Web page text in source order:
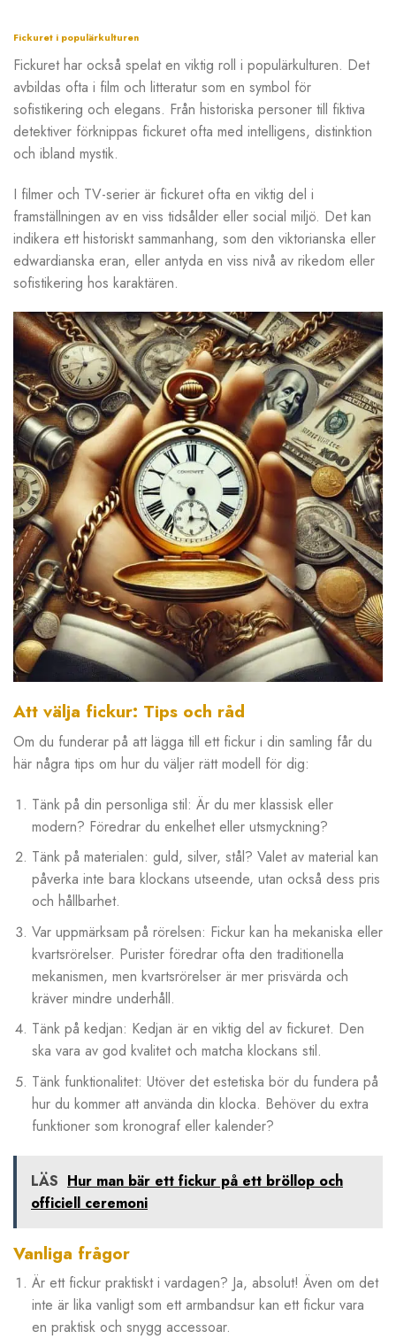
Fickuret i populärkulturen
Fickuret har också spelat en viktig roll i populärkulturen. Det
avbildas ofta i film och litteratur som en symbol för
sofistikering och elegans. Från historiska personer till fiktiva
detektiver förknippas fickuret ofta med intelligens, distinktion
och ibland mystik.
I filmer och TV-serier är fickuret ofta en viktig del i
framställningen av en viss tidsålder eller social miljö. Det kan
indikera ett historiskt sammanhang, som den viktorianska eller
edwardianska eran, eller antyda en viss nivå av rikedom eller
sofistikering hos karaktären.
Att välja fickur: Tips och råd
Om du funderar på att lägga till ett fickur i din samling får du
här några tips om hur du väljer rätt modell för dig:
Tänk på din personliga stil: Är du mer klassisk eller
modern? Föredrar du enkelhet eller utsmyckning?
Tänk på materialen: guld, silver, stål? Valet av material kan
påverka inte bara klockans utseende, utan också dess pris
och hållbarhet.
Var uppmärksam på rörelsen: Fickur kan ha mekaniska eller
kvartsrörelser. Purister föredrar ofta den traditionella
mekanismen, men kvartsrörelser är mer prisvärda och
kräver mindre underhåll.
Tänk på kedjan: Kedjan är en viktig del av fickuret. Den
ska vara av god kvalitet och matcha klockans stil.
Tänk funktionalitet: Utöver det estetiska bör du fundera på
hur du kommer att använda din klocka. Behöver du extra
funktioner som kronograf eller kalender?
LÄS Hur man bär ett fickur på ett bröllop och
officiell ceremoni
Vanliga frågor
Är ett fickur praktiskt i vardagen? Ja, absolut! Även om det
inte är lika vanligt som ett armbandsur kan ett fickur vara
en praktisk och snygg accessoar.